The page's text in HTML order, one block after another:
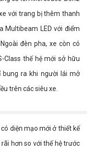
với trang bị thêm thanh
Multibeam LED với điểm
đèn pha, xe còn có
Class thế hệ mới sở hữu
ra khi người lái mở
trên các siêu xe.
diện mạo mới ở thiết kế
hơn so với thế hệ trước